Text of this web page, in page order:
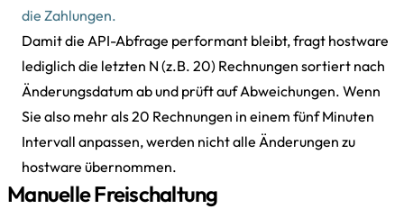
die Zahlungen.
Damit die API-Abfrage performant bleibt, fragt hostware
lediglich die letzten N (z.B. 20) Rechnungen sortiert nach
Änderungsdatum ab und prüft auf Abweichungen. Wenn
Sie also mehr als 20 Rechnungen in einem fünf Minuten
Intervall anpassen, werden nicht alle Änderungen zu
hostware übernommen.
Manuelle Freischaltung